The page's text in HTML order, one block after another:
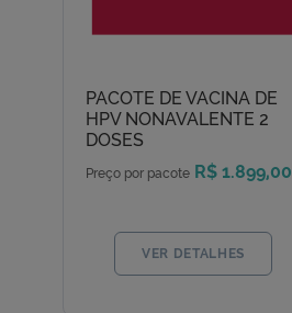
PACOTE DE VACINA DE
HPV NONAVALENTE 2
DOSES
Preço por pacote R$ 1.899,00
VER DETALHES